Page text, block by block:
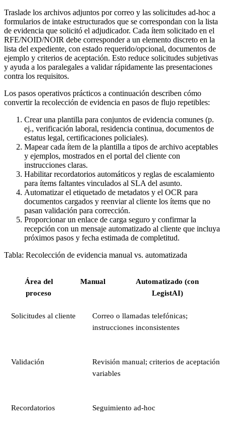
Traslade los archivos adjuntos por correo y las solicitudes ad-hoc a
formularios de intake estructurados que se correspondan con la lista
de evidencia que solicitó el adjudicador. Cada ítem solicitado en el
RFE/NOID/NOIR debe corresponder a un elemento discreto en la
lista del expediente, con estado requerido/opcional, documentos de
ejemplo y criterios de aceptación. Esto reduce solicitudes subjetivas
y ayuda a los paralegales a validar rápidamente las presentaciones
contra los requisitos.
Los pasos operativos prácticos a continuación describen cómo
convertir la recolección de evidencia en pasos de flujo repetibles:
Crear una plantilla para conjuntos de evidencia comunes (p.
ej., verificación laboral, residencia continua, documentos de
estatus legal, certificaciones policiales).
Mapear cada ítem de la plantilla a tipos de archivo aceptables
y ejemplos, mostrados en el portal del cliente con
instrucciones claras.
Habilitar recordatorios automáticos y reglas de escalamiento
para ítems faltantes vinculados al SLA del asunto.
Automatizar el etiquetado de metadatos y el OCR para
documentos cargados y reenviar al cliente los ítems que no
pasan validación para corrección.
Proporcionar un enlace de carga seguro y confirmar la
recepción con un mensaje automatizado al cliente que incluya
próximos pasos y fecha estimada de completitud.
Tabla: Recolección de evidencia manual vs. automatizada
Área del
proceso
Manual
Automatizado (con
LegistAI)
Solicitudes al cliente
Correo o llamadas telefónicas;
instrucciones inconsistentes
Validación
Revisión manual; criterios de aceptación
variables
Recordatorios Seguimiento ad-hoc